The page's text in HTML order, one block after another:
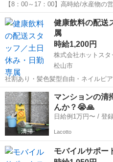
【8：00～17：00】高時給/水産物の
長期休暇あり/未経験歓迎 【仕事内容】
◆◆
愛媛 営業
健康飲料の配送
属
時給1,200円
株式会社ホットスタ
松山市
社割あり・髪色髪型自由・ネイルピ
けます 【仕事内容】 ——————————————————————
◆◆ お仕事内容の概要 ◆◆
愛媛 松山市
マンションの清
んか？😭🙏
日給
Lacotto
モバイルサポー